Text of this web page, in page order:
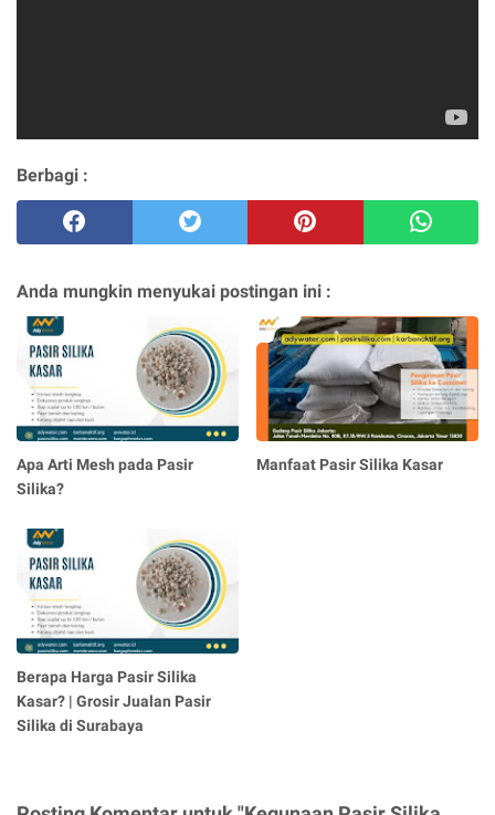
Berbagi :
Anda mungkin menyukai postingan ini :
Apa Arti Mesh pada Pasir
Silika?
Manfaat Pasir Silika Kasar
Berapa Harga Pasir Silika
Kasar? | Grosir Jualan Pasir
Silika di Surabaya